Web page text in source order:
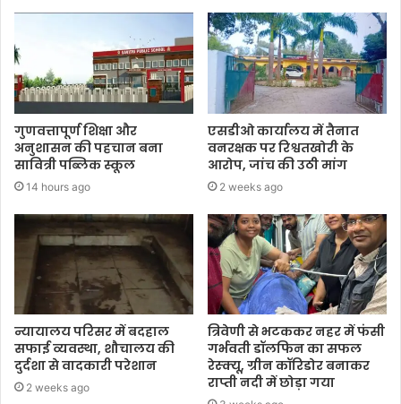
गुणवत्तापूर्ण शिक्षा और
अनुशासन की पहचान बना
सावित्री पब्लिक स्कूल
14 hours ago
एसडीओ कार्यालय में तैनात
वनरक्षक पर रिश्वतखोरी के
आरोप, जांच की उठी मांग
2 weeks ago
न्यायालय परिसर में बदहाल
सफाई व्यवस्था, शौचालय की
दुर्दशा से वादकारी परेशान
2 weeks ago
त्रिवेणी से भटककर नहर में फंसी
गर्भवती डॉलफिन का सफल
रेस्क्यू, ग्रीन कॉरिडोर बनाकर
राप्ती नदी में छोड़ा गया